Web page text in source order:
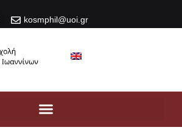
kosmphil@uoi.gr